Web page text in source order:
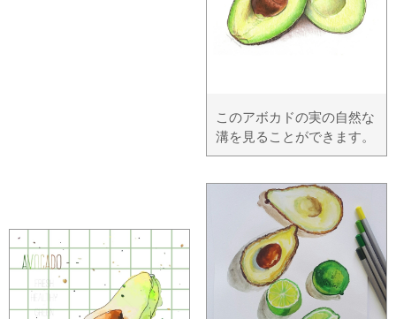
このアボカドの実の自然な
溝を見ることができます。